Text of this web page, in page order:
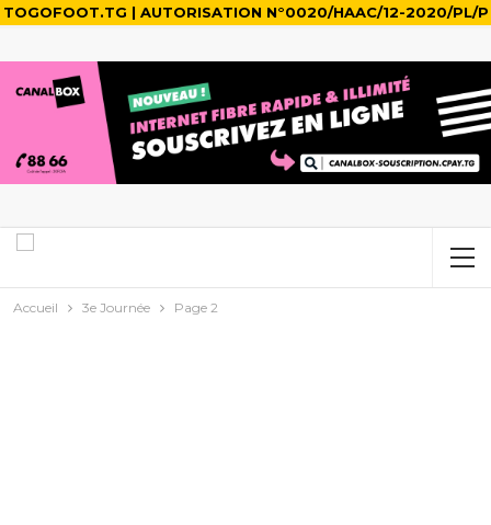
TOGOFOOT.TG | AUTORISATION N°0020/HAAC/12-2020/PL/P
Accueil 3e Journée Page 2